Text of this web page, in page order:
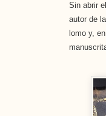
Sin abrir
autor de
lomo y,